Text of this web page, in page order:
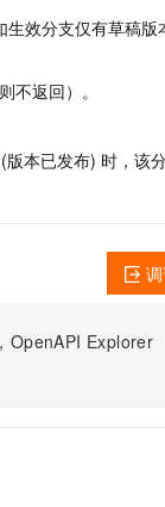
效分支仅有草稿版
不返回）。
(版本已发布) 时，该
OpenAPI Explorer
能体编程平台
企业级人与Agent协
别商机，让客服更高效